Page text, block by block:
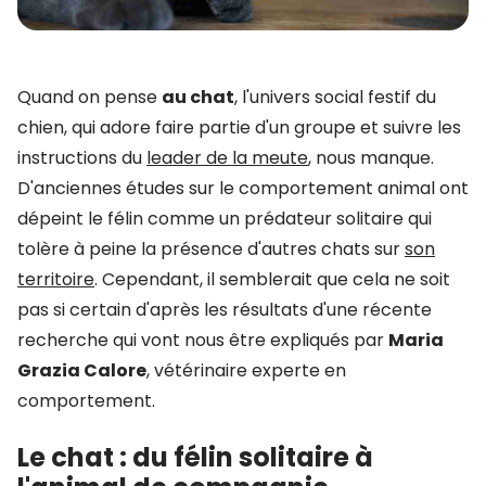
Quand on pense au chat, l'univers social festif du
chien, qui adore faire partie d'un groupe et suivre les
instructions du leader de la meute, nous manque.
D'anciennes études sur le comportement animal ont
dépeint le félin comme un prédateur solitaire qui
tolère à peine la présence d'autres chats surson
territoire. Cependant, il semblerait que cela ne soit
pas si certain d'après les résultats d'une récente
recherche qui vont nous être expliqués par Maria
Grazia Calore, vétérinaire experte en
comportement.
Le chat : du félin solitaire à